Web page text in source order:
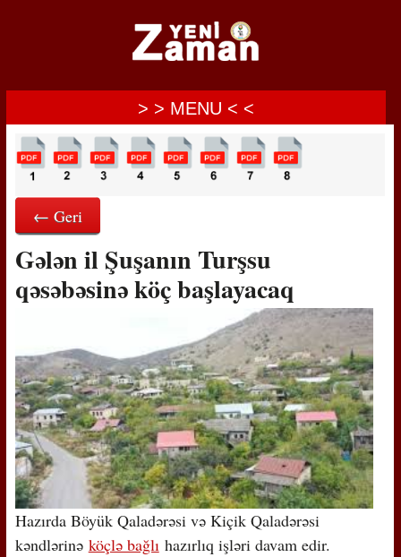
> > MENU < <
← Geri
Gələn il Şuşanın Turşsu
qəsəbəsinə köç başlayacaq
Hazırda Böyük Qaladərəsi və Kiçik Qaladərəsi
kəndlərinə köçlə bağlıhazırlıq işləri davam edir.